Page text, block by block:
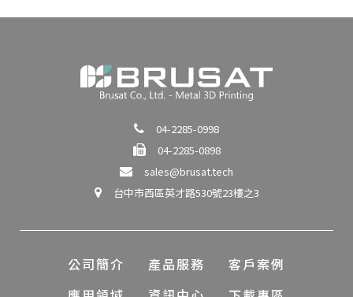
04-2285-0998
04-2285-0898
sales@brusat.tech
台中市西區英才路530號23樓之3
公司簡介 產品服務
客戶案例